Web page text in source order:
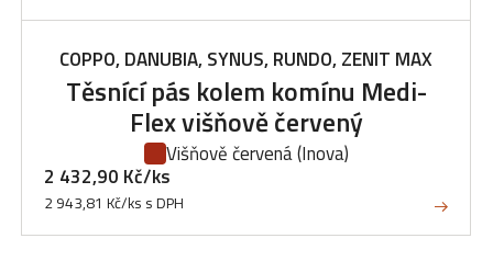
COPPO, DANUBIA, SYNUS, RUNDO, ZENIT MAX
Těsnící pás kolem komínu Medi-
Flex višňově červený
Višňově červená(Inova)
2 432,90 Kč/ks
2 943,81 Kč/ks s DPH